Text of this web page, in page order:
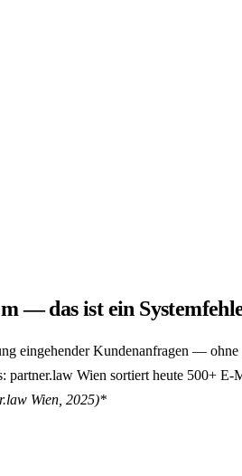
— das ist ein
eingehender Kundenanfragen —
Wien sortiert heute 500+
Wien, 2025)*